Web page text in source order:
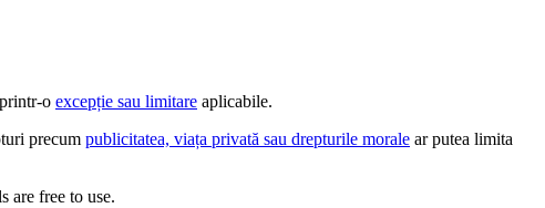
o excepție sau limitare aplicabile.
precum publicitatea, viața privată sau drepturile morale ar putea limita
are free to use.